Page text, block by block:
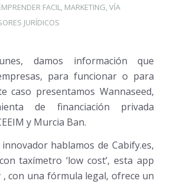
FACIL, MARKETING,VÍA
JURÍDICOS
damos información que
para funcionar o para
caso presentamos Wannaseed,
de financiación privada
y Murcia Ban.
hablamos de Cabify.es,
taxímetro ‘low cost’, esta app
, con una fórmula legal, ofrece un